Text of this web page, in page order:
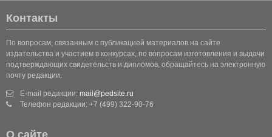
Контакты
По вопросам, связанным с публикацией материалов на сайте
издательства и участием в конкурсах, по вопросам изготовления и выдачи
подтверждающих свидетельств и дипломов, обращайтесь на электронную
почту редакции.
E-mail редакции: mail@pedsite.ru
Телефон редакции: +7 (499) 322-90-76
О сайте